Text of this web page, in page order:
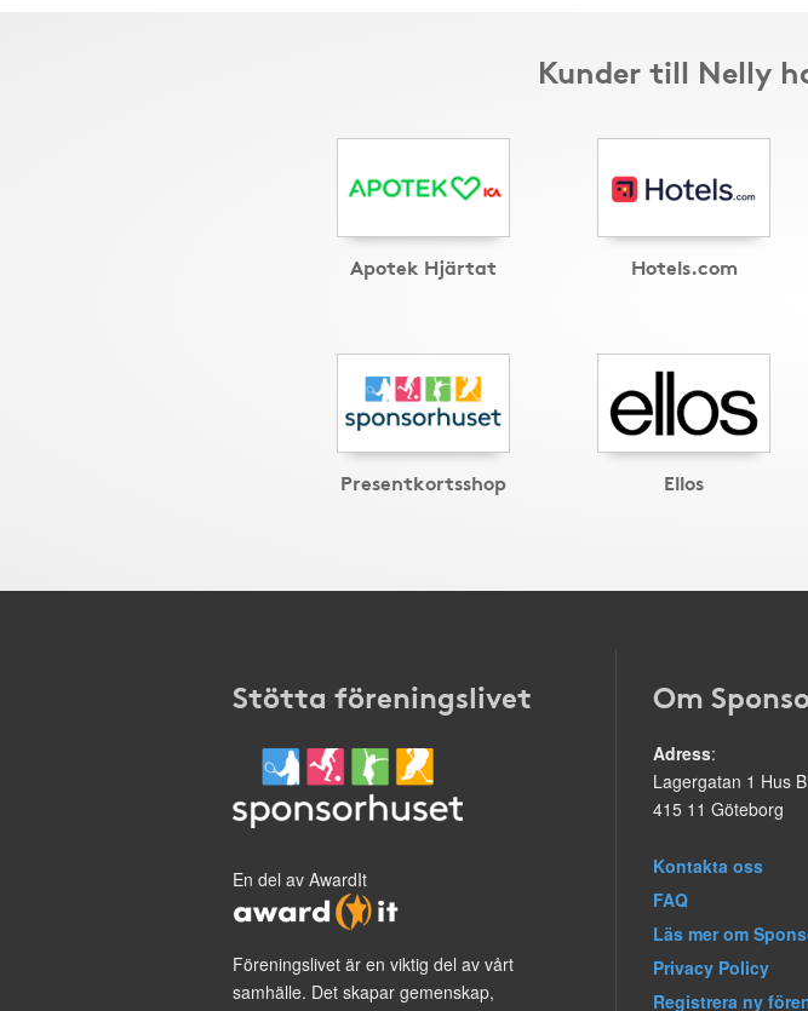
Kunder till Nelly
Apotek Hjärtat Hotels.com
Presentkortsshop Ellos
Stötta föreningslivet
En del av AwardIt
Föreningslivet är en viktig del av vårt
samhälle. Det skapar gemenskap,
Om
Adress:
Lagergatan 1 Hus
415 11 Göteborg
Kontakta oss
FAQ
Läs mer om
Privacy Policy
Registrera ny